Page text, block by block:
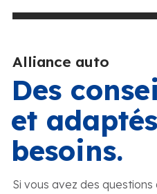
Alliance auto
Des
et
besoins.
Si vous avez des